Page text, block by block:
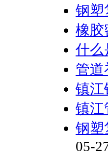
钢塑
橡胶
什么
管道
镇江
镇江
钢塑
05-